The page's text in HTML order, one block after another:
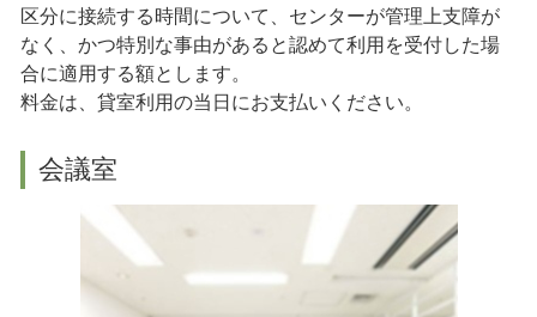
区分に接続する時間について、センターが管理上支障が
なく、かつ特別な事由があると認めて利用を受付した場
合に適用する額とします。
料金は、貸室利用の当日にお支払いください。
会議室